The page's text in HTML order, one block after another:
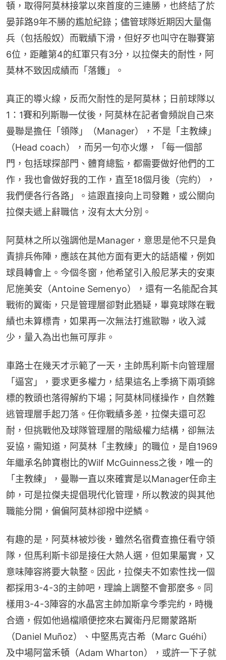
頓，取得阿莫林接掌以來首度的三連勝，也終結了於
晏菲路9年不勝的尷尬紀錄；儘管球隊近期因大量傷
兵（包括般奴）而戰績下滑，但好歹也叫守在聯賽第
6位，距離第4的紅軍只有3分，以拉傑夫的耐性，阿
莫林不致因成績而「落鑊」。
真正的導火線，反而欠耐性的是阿莫林；日前球隊以
1：1賽和列斯聯一仗後，阿莫林在記者會頻說自己來
曼聯是擔任「領隊」（Manager），不是「主教練」
（Head coach），而另一句亦火爆，「每一個部
門，包括球探部門、體育總監，都需要做好他們的工
作，我也會做好我的工作，直至18個月後（完約），
我們便各行各路」。這跟直接向上司發難，或公關向
拉傑夫遞上辭職信，沒有太大分別。
阿莫林之所以強調他是Manager，意思是他不只是負
責排兵佈陣，應該在其他方面有更大的話語權，例如
球員轉會上。今個冬窗，他希望引入般尼茅夫的安東
尼施美安（Antoine Semenyo），還有一名能配合其
戰術的翼衛，只是管理層卻對此猶疑，畢竟球隊在戰
績也未算標青，如果再一次無法打進歐聯，收入減
少，量入為出也無可厚非。
車路士在幾天才示範了一天，主帥馬利斯卡向管理層
「逼宮」，要求更多權力，結果這名上季摘下兩項錦
標的教頭也落得解約下場；阿莫林同樣操作，自然難
逃管理層手起刀落。任你戰績多差，拉傑夫還可忍
耐，但挑戰他及球隊管理層的階級權力結構，卻無法
妥協，需知道，阿莫林「主教練」的職位，是自1969
年繼承名帥寶樹比的Wilf McGuinness之後，唯一的
「主教練」，曼聯一直以來確實是以Manager任命主
帥，可是拉傑夫提倡現代化管理，所以教波的與其他
職能分開，偏偏阿莫林卻撥中逆鱗。
有趣的是，阿莫林被炒後，雖然名宿費查擔任看守領
隊，但馬利斯卡卻是接任大熱人選，但如果屬實，又
意味陣容將要大執整。因此，拉傑夫不如索性找一個
都採用3-4-3的主帥吧，理論上調整不會那麼多。同
樣用3-4-3陣容的水晶宮主帥加斯拿今季完約，時機
合適，假如他過檔順便挖來右翼衛丹尼爾蒙路斯
（Daniel Muñoz）、中堅馬克古希（Marc Guéhi）
及中場阿當禾頓（Adam Wharton），或許一下子就